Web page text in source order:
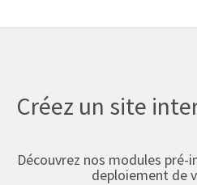
Créez un site
Découvrez nos modules
deploiement de